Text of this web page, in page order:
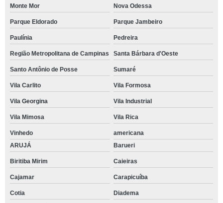
Monte Mor Nova Odessa
Parque Eldorado Parque Jambeiro
Paulínia Pedreira
Região Metropolitana de Campinas Santa Bárbara d'Oeste
Santo Antônio de Posse Sumaré
Vila Carlito Vila Formosa
Vila Georgina Vila Industrial
Vila Mimosa Vila Rica
Vinhedo
americana
ARUJÁ
Barueri
Biritiba Mirim Caieiras
Cajamar Carapicuíba
Cotia Diadema